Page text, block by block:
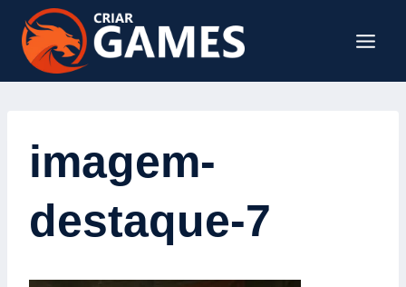
Pular
para
Conteúdo
imagem-
destaque-7